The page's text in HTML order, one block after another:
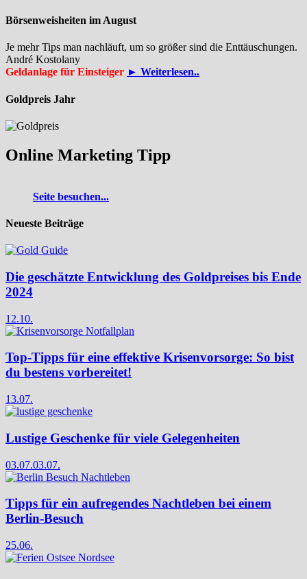
Börsenweisheiten im August
Je mehr Tips man nachläuft, um so größer sind die Enttäuschungen.
André Kostolany
Geldanlage für Einsteiger ► Weiterlesen..
Goldpreis Jahr
Online Marketing Tipp
Seite besuchen...
Neueste Beiträge
Die geschätzte Entwicklung des Goldpreises bis Ende
2024
12.10.
Top-Tipps für eine effektive Krisenvorsorge: So bist
du bestens vorbereitet!
13.07.
Lustige Geschenke für viele Gelegenheiten
03.07.03.07.
Tipps für ein aufregendes Nachtleben bei einem
Berlin-Besuch
25.06.